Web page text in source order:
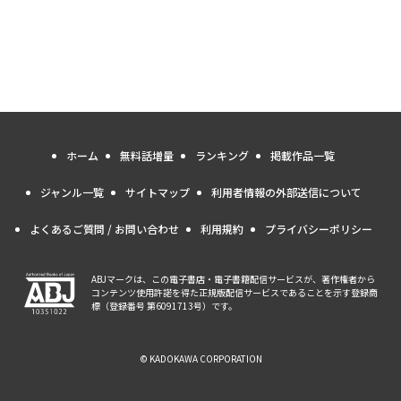
ホーム 無料話増量 ランキング 掲載作品一覧
ジャンル一覧 サイトマップ 利用者情報の外部送信について
よくあるご質問 / お問い合わせ 利用規約 プライバシーポリシー
ABJマークは、この電子書店・電子書籍配信サービスが、著作権者から
コンテンツ使用許諾を得た正規版配信サービスであることを示す登録商
標（登録番号 第6091713号）です。
© KADOKAWA CORPORATION